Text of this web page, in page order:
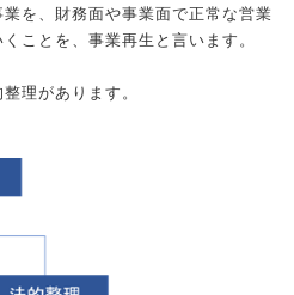
を、財務面や事業面で正常な営業
ことを、事業再生と言います。
理があります。